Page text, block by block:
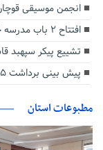
انجمن موسیقی
افتتاح ۲ باب مدرسه خیر ساز در بخش جلگه رخ تربت‌حیدریه￼
تشییع پیکر سپهبد
پیش بینی برداشت ۱۷۵ هزار تن خربزه در شهرستان تربت جام
مطبوعات استان